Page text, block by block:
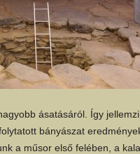
ásatásáról. Így
bányászat
a műsor első felében, a